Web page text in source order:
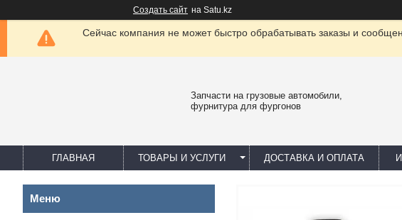
Создать сайт на Satu.kz
Сейчас компания не может быстро обрабатывать заказы и
Запчасти на грузовые автомобили,
фурнитура для фургонов
ГЛАВНАЯ ТОВАРЫ И УСЛУГИ ДОСТАВКА И ОПЛАТА